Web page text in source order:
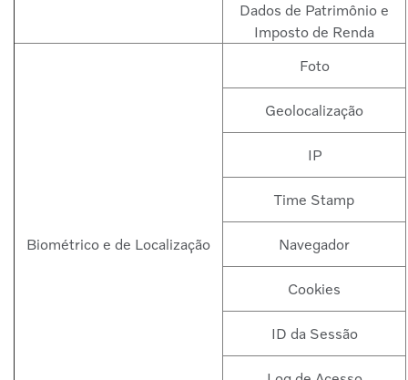
Dados de Patrimônio e
Imposto de Renda
Biométrico e de Localização
Foto
Geolocalização
IP
Time Stamp
Navegador
Cookies
ID da Sessão